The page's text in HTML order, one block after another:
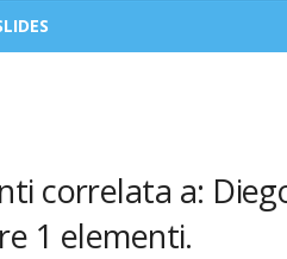
correlata a:
1 elementi.